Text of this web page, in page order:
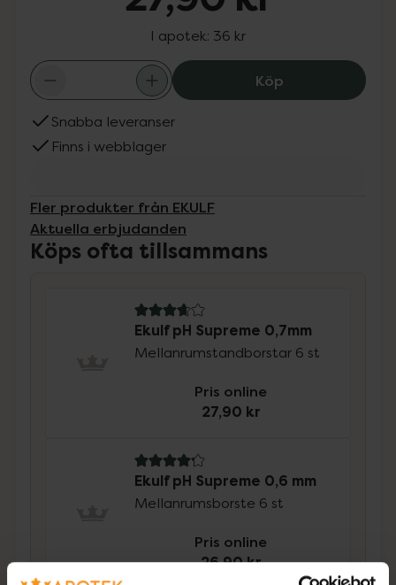
I apotek: 36 kr
KöpEkulf pH
Snabba leveranser
Finns i webblager
Fler produkter från EKULF
Aktuella erbjudanden
Köps ofta tillsammans
3.7 av 5 i omdöme
Ekulf pH Supreme 0,7mm
Mellanrumstandborstar 6 st
Pris online
27,90 kr
4.2 av 5 i omdöme
Ekulf pH Supreme 0,6 mm
Mellanrumsborste 6 st
Pris online
26,90 kr